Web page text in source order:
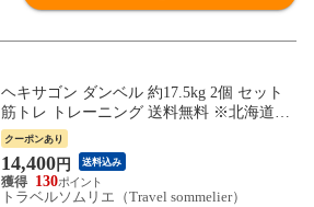
ヘキサゴン ダンベル 約17.5kg 2個 セット
筋トレ トレーニング 送料無料 ※北海道、
沖縄県、離島を除く 【ロジ発送】 トラベ
ルソムリエ w-tre5
クーポンあり
14,400円 送料込み
130
トラベルソムリエ（Travel sommelier）